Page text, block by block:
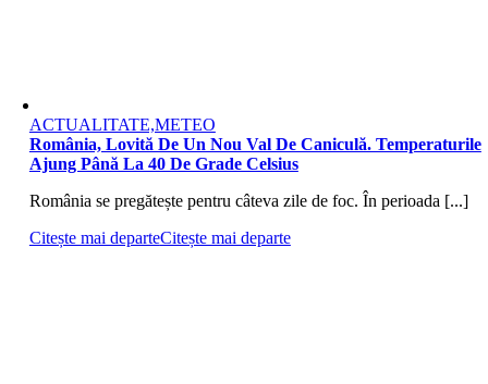
ACTUALITATE,METEO
România, Lovită De Un Nou Val De Caniculă. Temperaturile
Ajung Până La 40 De Grade Celsius
România se pregătește pentru câteva zile de foc. În perioada [...]
Citește mai departeCitește mai departe